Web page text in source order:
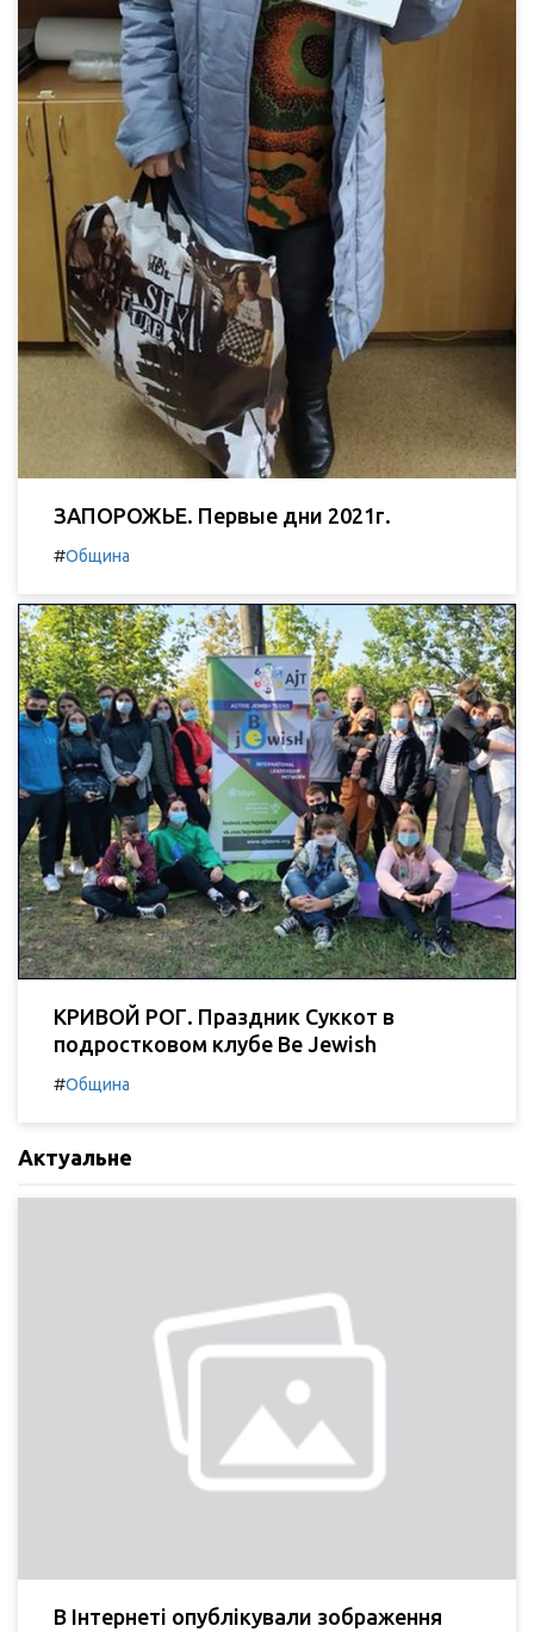
ЗАПОРОЖЬЕ. Первые дни 2021г.
#Община
КРИВОЙ РОГ. Праздник Суккот в
подростковом клубе Be Jewish
#Община
Актуальне
В Інтернеті опублікували зображення